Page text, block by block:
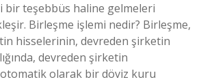
bir teşebbüs haline gelmeleri
Birleşme işlemi nedir? Birleşme,
hisselerinin, devreden şirketin
devreden şirketin
olarak bir döviz kuru